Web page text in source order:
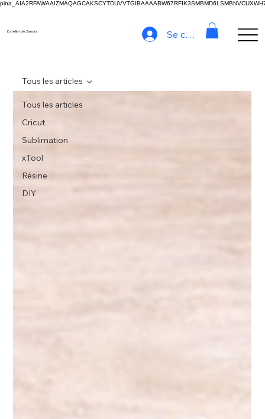
L'atelier de Sandra Se connecter
Tous les articles
Cricut
Sublimation
xTool
Résine
DIY
Tous les articles